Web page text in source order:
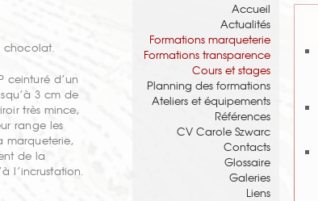
chocolat.
ceinturé d’un
3 cm de
très mince,
range les
marqueterie,
de la
l’incrustation.
Accueil
Actualités
Formations marqueterie
Formations transparence
Cours et stages
Planning des formations
Ateliers et équipements
Références
CV Carole Szwarc
Contacts
Glossaire
Galeries
Liens